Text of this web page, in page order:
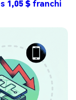
1,05 $ franchi